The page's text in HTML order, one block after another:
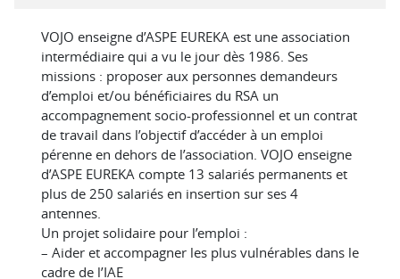
VOJO enseigne d’ASPE EUREKA est une association
intermédiaire qui a vu le jour dès 1986. Ses
missions : proposer aux personnes demandeurs
d’emploi et/ou bénéficiaires du RSA un
accompagnement socio-professionnel et un contrat
de travail dans l’objectif d’accéder à un emploi
pérenne en dehors de l’association. VOJO enseigne
d’ASPE EUREKA compte 13 salariés permanents et
plus de 250 salariés en insertion sur ses 4
antennes.
Un projet solidaire pour l’emploi :
– Aider et accompagner les plus vulnérables dans le
cadre de l’IAE